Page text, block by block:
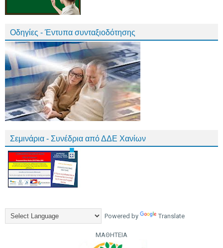
Οδηγίες - Έντυπα συνταξιοδότησης
Σεμινάρια - Συνέδρια από ΔΔΕ Χανίων
Powered by Translate
ΜΑΘΗΤΕΙΑ